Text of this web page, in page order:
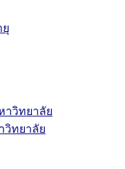
ยุ
วิทยาลัย
วิทยาลัย